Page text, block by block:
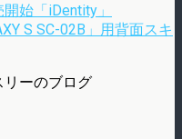
始「iDentity」
S SC-02B」用背面スキ
リーのブログ